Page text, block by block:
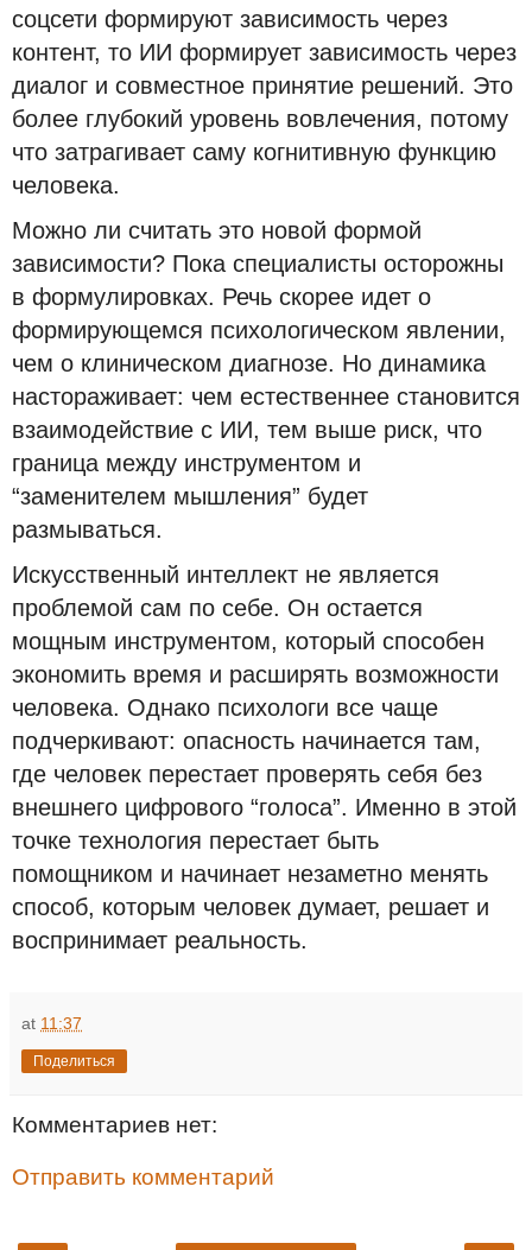
соцсети формируют зависимость через
контент, то ИИ формирует зависимость через
диалог и совместное принятие решений. Это
более глубокий уровень вовлечения, потому
что затрагивает саму когнитивную функцию
человека.
Можно ли считать это новой формой
зависимости? Пока специалисты осторожны
в формулировках. Речь скорее идет о
формирующемся психологическом явлении,
чем о клиническом диагнозе. Но динамика
настораживает: чем естественнее становится
взаимодействие с ИИ, тем выше риск, что
граница между инструментом и
“заменителем мышления” будет
размываться.
Искусственный интеллект не является
проблемой сам по себе. Он остается
мощным инструментом, который способен
экономить время и расширять возможности
человека. Однако психологи все чаще
подчеркивают: опасность начинается там,
где человек перестает проверять себя без
внешнего цифрового “голоса”. Именно в этой
точке технология перестает быть
помощником и начинает незаметно менять
способ, которым человек думает, решает и
воспринимает реальность.
at 11:37
Поделиться
Комментариев нет:
Отправить комментарий